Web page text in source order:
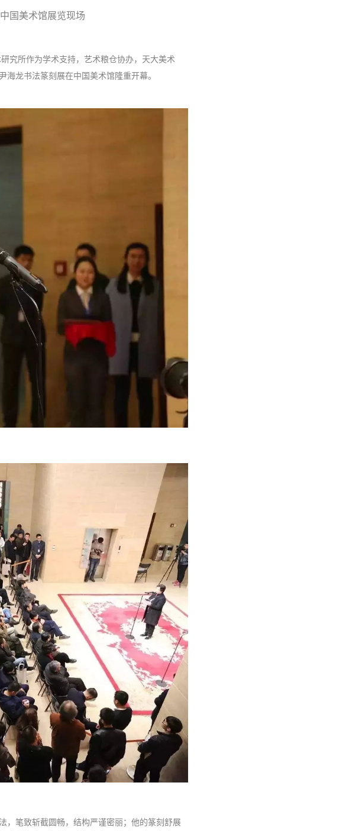
国美术馆展览现场
究所作为学术支持，艺术粮仓协办，天大美术
龙书法篆刻展在中国美术馆隆重开幕。
，笔致斩截圆畅，结构严谨密丽；他的篆刻舒展